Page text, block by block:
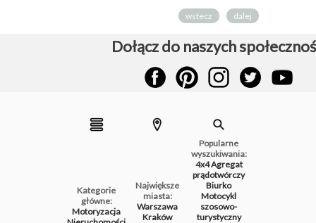
wstecz dalej
Dołącz do naszych
Kategorie
główne:
Motoryzacja
Największe
miasta:
Warszawa
Kraków
Popularne
wyszukiwania:
4x4Agregat
prądotwórczy
Biurko
Motocykl
szosowo-
turystyczny